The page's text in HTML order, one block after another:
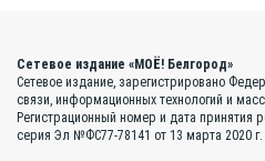
Сетевое издание «МОЁ! Белгород»
Сетевое издание, зарегистрировано
связи, информационных технологий и
Регистрационный номер и дата принятия
серия Эл №ФС77-78141 от 13 марта 2020 г.